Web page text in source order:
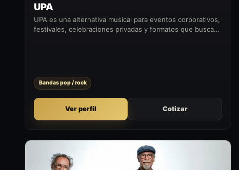
UPA
UPA es una alternativa musical para eventos corporativos,
festivales, celebraciones privadas y formatos que buscan
Bandas pop / rock
Ver perfil Cotizar